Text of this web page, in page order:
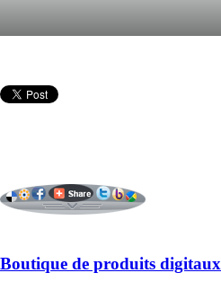
Boutique de produits digitaux